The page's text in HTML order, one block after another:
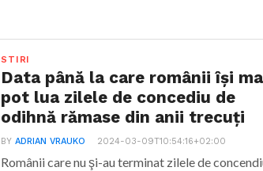
STIRI
Data până la care românii îşi
pot lua zilele de concediu de
odihnă rămase din anii trecuţi
BYADRIAN VRAUKO 2024-03-09T10:54:16+02:00
Românii care nu şi-au terminat zilele de